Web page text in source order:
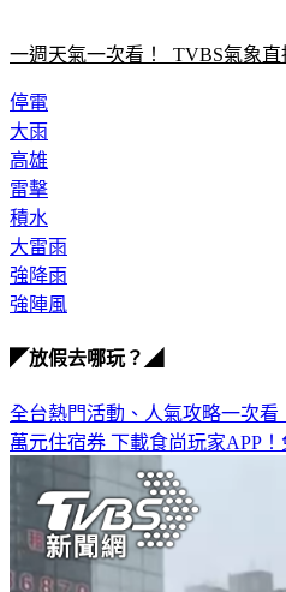
一週天氣一次看！  TVBS氣象
停電
大雨
高雄
雷擊
積水
大雷雨
強降雨
強陣風
◤放假去哪玩？◢
全台熱門活動、人氣攻略一次看
萬元住宿券 下載食尚玩家APP